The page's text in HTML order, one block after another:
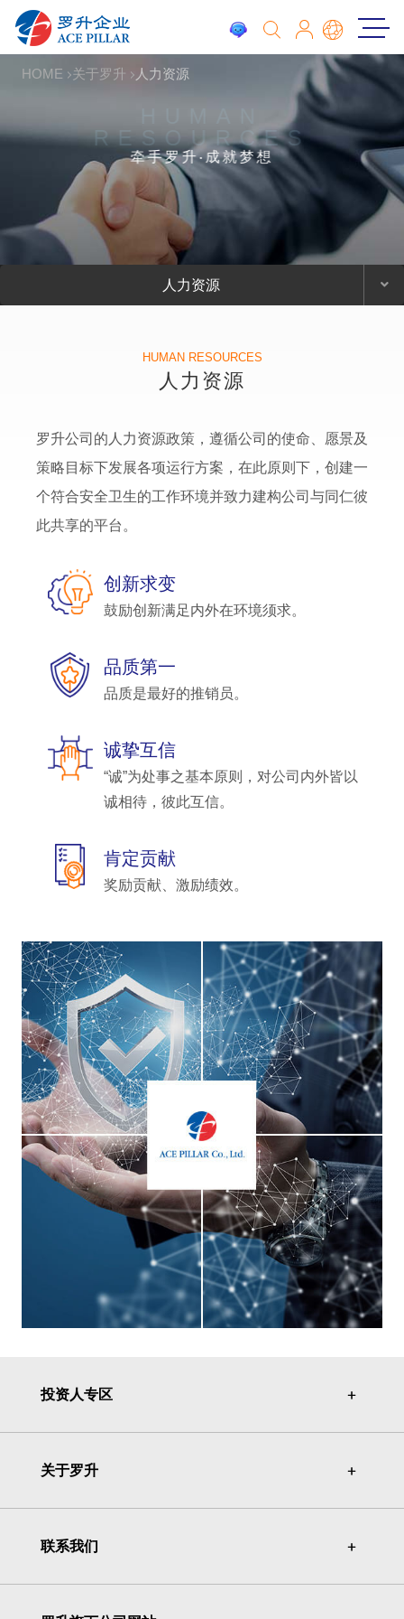
HOME 关于罗升 人力资源
RESOURCES
牵手罗升‧成就梦想
人力资源
HUMAN RESOURCES
人力资源
罗升公司的人力资源政策，遵循公司的使命、愿景及
策略目标下发展各项运行方案，在此原则下，创建一
个符合安全卫生的工作环境并致力建构公司与同仁彼
此共享的平台。
创新求变
鼓励创新满足内外在环境须求。
品质第一
品质是最好的推销员。
诚挚互信
“诚”为处事之基本原则，对公司内外皆以
诚相待，彼此互信。
肯定贡献
奖励贡献、激励绩效。
投资人专区 ＋
＋
关于罗升 ＋
＋
联系我们 ＋
＋